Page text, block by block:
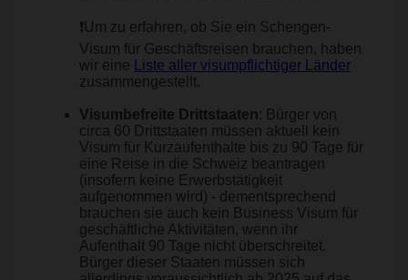
❗Um zu erfahren, ob Sie ein Schengen-
Visum für Geschäftsreisen brauchen, haben
wir eine
Liste aller visumpflichtiger Länder
zusammengestellt.
Visumbefreite Drittstaaten: Bürger von
circa 60 Drittstaaten müssen aktuell kein
Visum für Kurzaufenthalte bis zu 90 Tage für
eine Reise in die Schweiz beantragen
(insofern keine Erwerbstätigkeit
aufgenommen wird) - dementsprechend
brauchen sie auch kein Business Visum für
geschäftliche Aktivitäten, wenn ihr
Aufenthalt 90 Tage nicht überschreitet.
Bürger dieser Staaten müssen sich